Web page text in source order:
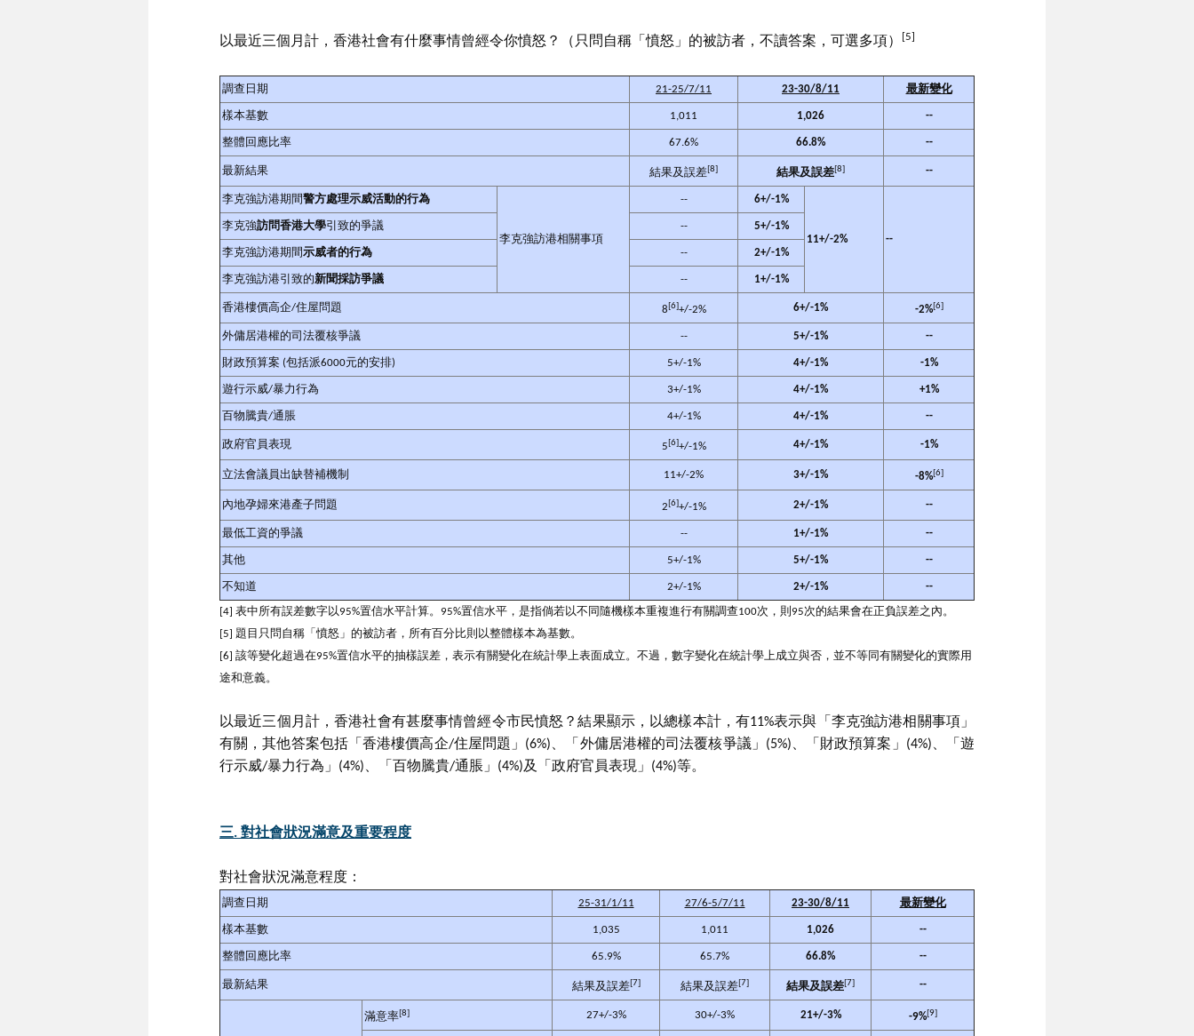
以最近三個月計，香港社會有什麼事情曾經令你憤怒？（只問自稱「憤怒」的被訪者，不讀答案，可選多項） [5]
調查日期 21-25/7/11 23-30/8/11 最新變化
樣本基數 1,011 1,026 --
整體回應比率 67.6% 66.8% --
最新結果 結果及誤差[8] 結果及誤差[8] --
李克強訪港期間警方處理示威活動的行為
李克強訪港相關事項
-- 6+/-1%
11+/-2% --
李克強訪問香港大學引致的爭議 -- 5+/-1%
李克強訪港期間示威者的行為 -- 2+/-1%
李克強訪港引致的新聞採訪爭議 -- 1+/-1%
香港樓價高企/住屋問題 8[6]+/-2% 6+/-1% -2%[6]
外傭居港權的司法覆核爭議 -- 5+/-1% --
財政預算案 (包括派6000元的安排) 5+/-1% 4+/-1% -1%
遊行示威/暴力行為 3+/-1% 4+/-1% +1%
百物騰貴/通脹 4+/-1% 4+/-1% --
政府官員表現 5[6]+/-1% 4+/-1% -1%
立法會議員出缺替補機制 11+/-2% 3+/-1% -8%[6]
內地孕婦來港產子問題 2[6]+/-1% 2+/-1% --
最低工資的爭議 -- 1+/-1% --
其他 5+/-1% 5+/-1% --
不知道 2+/-1% 2+/-1% --
[4] 表中所有誤差數字以95%置信水平計算。95%置信水平，是指倘若以不同隨機樣本重複進行有關調查100次，則95次的結果會在正負誤差之內。
[5] 題目只問自稱「憤怒」的被訪者，所有百分比則以整體樣本為基數。
[6] 該等變化超過在95%置信水平的抽樣誤差，表示有關變化在統計學上表面成立。不過，數字變化在統計學上成立與否，並不等同有關變化的實際用
途和意義。
以最近三個月計，香港社會有甚麼事情曾經令市民憤怒？結果顯示，以總樣本計，有11%表示與「李克強訪港相關事項」
有關，其他答案包括「香港樓價高企/住屋問題」(6%)、「外傭居港權的司法覆核爭議」(5%)、「財政預算案」(4%)、「遊
行示威/暴力行為」(4%)、「百物騰貴/通脹」(4%)及「政府官員表現」(4%)等。
三. 對社會狀況滿意及重要程度
對社會狀況滿意程度：
調查日期 25-31/1/11 27/6-5/7/11 23-30/8/11 最新變化
樣本基數 1,035 1,011 1,026 --
整體回應比率 65.9% 65.7% 66.8% --
最新結果 結果及誤差[7] 結果及誤差[7] 結果及誤差[7] --
滿意率[8] 27+/-3% 30+/-3% 21+/-3% -9%[9]